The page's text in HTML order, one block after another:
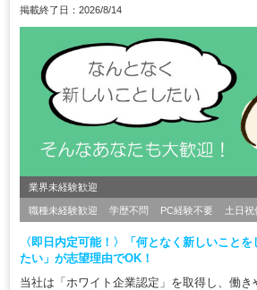
掲載終了日：2026/8/14
業界未経験歓迎
職種未経験歓迎 学歴不問 PC経験不要 土日祝
〈即日内定可能！〉「何となく新しいこと
たい」が志望理由でOK！
当社は「ホワイト企業認定」を取得し、働